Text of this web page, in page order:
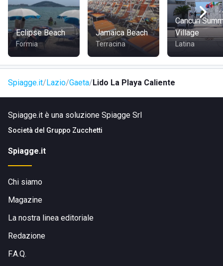
Eclipse Beach
Formia
Jamaica Beach
Terracina
Cancun
Village
Latina
Spiagge.it Lazio Gaeta Lido La Playa Caliente
Spiagge.it è una soluzione Spiagge Srl
Società del Gruppo Zucchetti
Spiagge.it
Chi siamo
Magazine
La nostra linea editoriale
Redazione
F.A.Q.